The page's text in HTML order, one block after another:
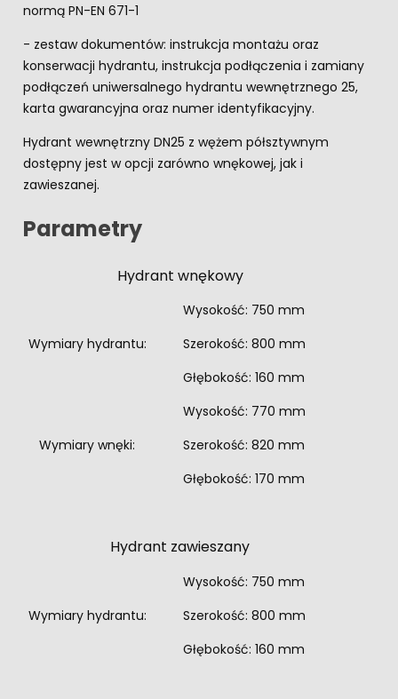
normą PN-EN 671-1
- zestaw dokumentów: instrukcja montażu oraz
konserwacji hydrantu, instrukcja podłączenia i zamiany
podłączeń uniwersalnego hydrantu wewnętrznego 25,
karta gwarancyjna oraz numer identyfikacyjny.
Hydrant wewnętrzny DN25 z wężem półsztywnym
dostępny jest w opcji zarówno wnękowej, jak i
zawieszanej.
Parametry
Hydrant wnękowy
Wymiary hydrantu:
Wysokość: 750 mm
Szerokość: 800 mm
Głębokość: 160 mm
Wymiary wnęki:
Wysokość: 770 mm
Szerokość: 820 mm
Głębokość: 170 mm
Hydrant zawieszany
Wymiary hydrantu:
Wysokość: 750 mm
Szerokość: 800 mm
Głębokość: 160 mm